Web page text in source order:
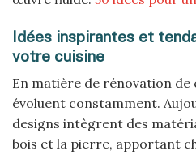
Idées inspirantes et
votre cuisine
En matière de rénovation de
évoluent constamment.
designs intègrent des
bois et la pierre, apportant